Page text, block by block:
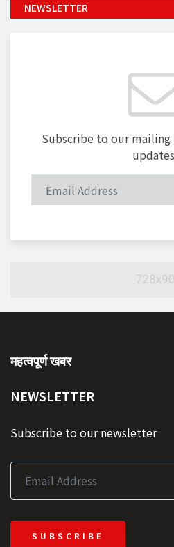
NEWSLETTER
Subscribe to our
महत्वपूर्ण खबर
NEWSLETTER
Subscribe to our newsletter
SUBSCRIBE